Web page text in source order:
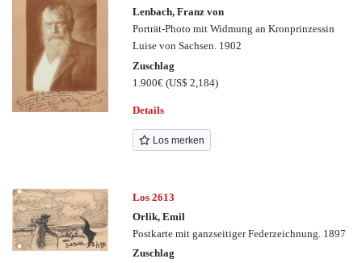
Lenbach, Franz von
Porträt-Photo mit Widmung an Kronprinzessin
Luise von Sachsen. 1902
Zuschlag
1.900€(US$ 2,184)
Details
Los merken
Los 2613
Orlik, Emil
Postkarte mit ganzseitiger Federzeichnung. 1897
Zuschlag